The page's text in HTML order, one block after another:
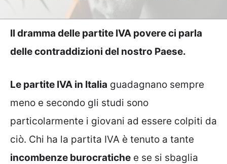
Il dramma delle partite IVA povere ci parla
delle contraddizioni del nostro Paese.
Le partite IVA in Italia guadagnano sempre
meno e secondo gli studi sono
particolarmente i giovani ad essere colpiti da
ciò. Chi ha la partita IVA è tenuto a tante
incombenze burocratiche e se si sbaglia